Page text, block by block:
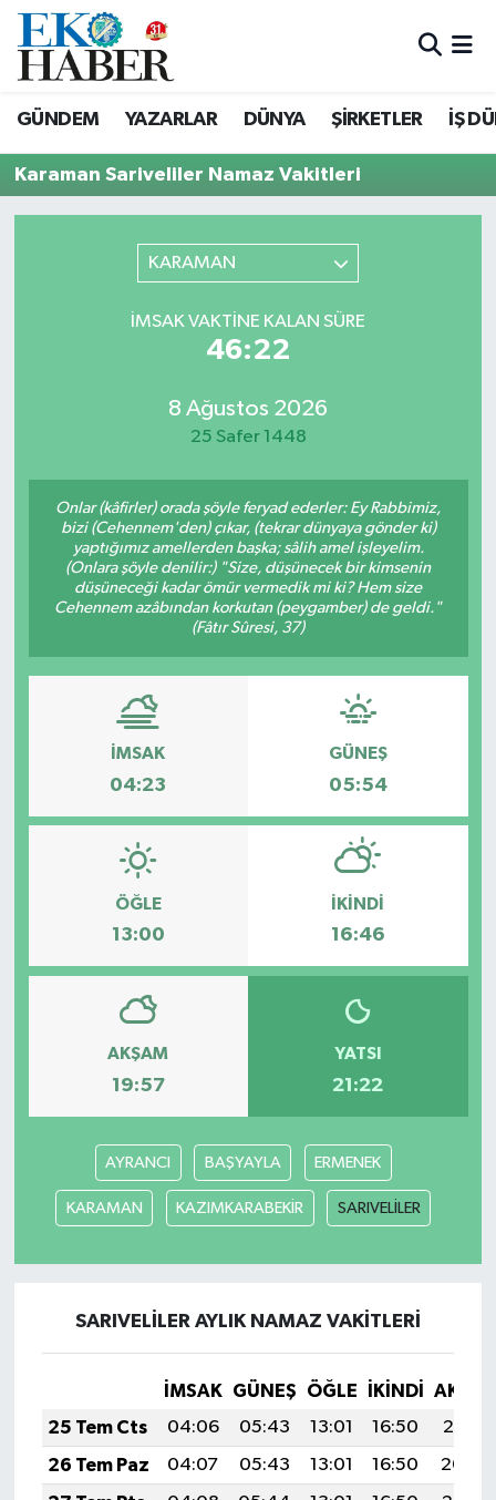
GÜNDEM YAZARLAR DÜNYA ŞİRKETLER İŞ
Karaman Sariveliler Namaz Vakitleri
KARAMAN
İMSAK VAKTINE KALAN SÜRE
46:22
8 Ağustos 2026
25 Safer 1448
Onlar (kâfirler) orada şöyle feryad ederler: Ey Rabbimiz,
bizi (Cehennem'den) çıkar, (tekrar dünyaya gönder ki)
yaptığımız amellerden başka; sâlih amel işleyelim.
(Onlara şöyle denilir:) "Size, düşünecek bir kimsenin
düşüneceği kadar ömür vermedik mi ki? Hem size
Cehennem azâbından korkutan (peygamber) de geldi."
(Fâtır Sûresi, 37)
İMSAK
04:23
GÜNEŞ
05:54
ÖĞLE
13:00
İKINDI
16:46
AKŞAM
19:57
YATSI
21:22
AYRANCI BAŞYAYLA ERMENEK
KARAMAN KAZIMKARABEKİR SARIVELİLER
SARIVELİLER AYLIK NAMAZ VAKITLERI
İMSAK GÜNEŞ ÖĞLE İKINDI
25 Tem Cts
04:06 05:43 13:01 16:50
20:10
26 Tem Paz
04:07 05:43 13:01 16:50
20:09
Hava Durumu
Süper Lig Puan Durumu ve Fikstür
Tüm Manşetler
Son Dakika Haberleri